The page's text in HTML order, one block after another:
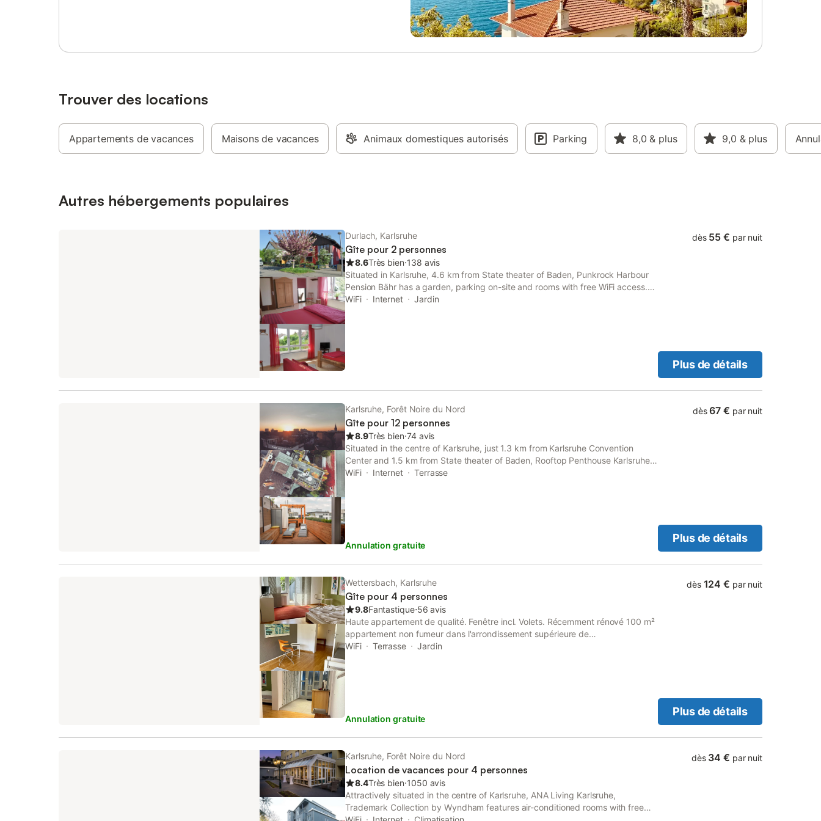
jusqu'à 7 jours avant l'arrivée. Le client
et autres conditions Un acompte allant
jusqu'à 90 % du montant du séjour est dû
lors de la réservation. La taxe de séjour
Trouver des locations
Appartements de vacances Maisons de vacances Animaux domestiques autorisés Parking 8,0 & plus 9,0 & plus
Autres hébergements populaires
Durlach, Karlsruhe
Gîte pour 2 personnes
8.6Très bien⋅138 avis
Situated in Karlsruhe, 4.6 km from State theater of Baden, Punkrock Harbour
Pension Bähr has a garden, parking on-site and rooms with free WiFi access.
The property has garden and inner courtyard views, and is 4.9 km from Castle
WiFi Internet Jardin
dès 55 € par nuit
Plus de détails
Karlsruhe, Forêt Noire du Nord
Gîte pour 12 personnes
8.9Très bien⋅74 avis
Situated in the centre of Karlsruhe, just 1.3 km from Karlsruhe Convention
Center and 1.5 km from State theater of Baden, Rooftop Penthouse Karlsruhe
features accommodation with garden views and free WiFi.
WiFi Internet Terrasse
Annulation gratuite
dès 67 € par nuit
Plus de détails
Wettersbach, Karlsruhe
Gîte pour 4 personnes
9.8Fantastique⋅56 avis
Haute appartement de qualité. Fenêtre incl. Volets. Récemment rénové 100 m²
appartement non fumeur dans l'arrondissement supérieure de
Gruenwettersbach. Salon et 2 chambres avec accès direct à la terrasse avec
quelques minutes à pied de notre appartement une grande zone de forêt ou
WiFi Terrasse Jardin
Annulation gratuite
dès 124 € par nuit
Plus de détails
Karlsruhe, Forêt Noire du Nord
Location de vacances pour 4 personnes
8.4Très bien⋅1050 avis
Attractively situated in the centre of Karlsruhe, ANA Living Karlsruhe,
Trademark Collection by Wyndham features air-conditioned rooms with free
dès 34 € par nuit